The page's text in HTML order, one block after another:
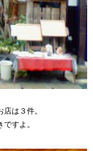
は３件。
すよ。